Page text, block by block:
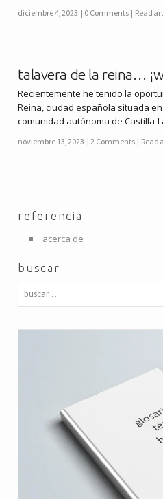
diciembre 4, 2023 0 Comments Read
talavera de la reina…
Recientemente he tenido la
Reina, ciudad española situada
comunidad autónoma de Castilla-
noviembre 13, 2023 2 Comments Read
referencia
acerca de
buscar